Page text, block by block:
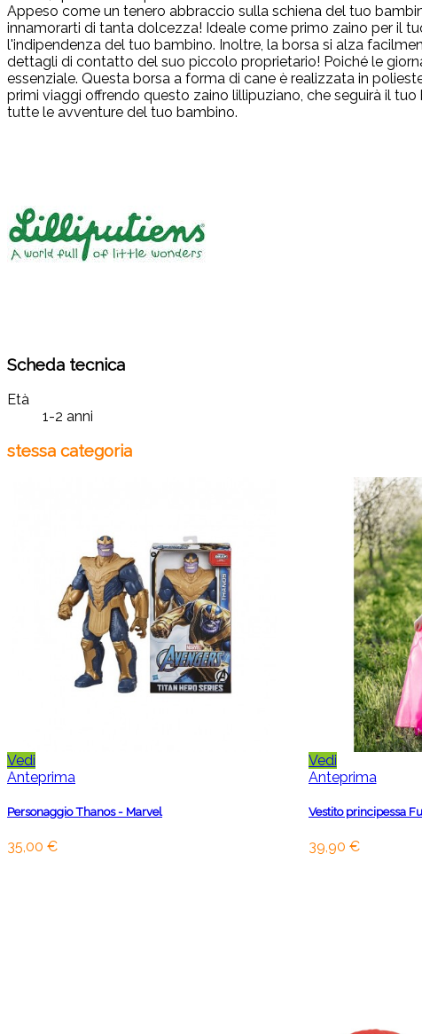
Appeso come un tenero abbraccio sulla schiena del tuo
innamorarti di tanta dolcezza! Ideale come primo zaino per il
l'indipendenza del tuo bambino. Inoltre, la borsa si alza
dettagli di contatto del suo piccolo proprietario! Poiché le
essenziale. Questa borsa a forma di cane è realizzata in
primi viaggi offrendo questo zaino lillipuziano, che seguirà il
tutte le avventure del tuo bambino.
Scheda tecnica
Età
1-2 anni
stessa categoria
Vedi
Anteprima
Personaggio Thanos - Marvel
35,00 €
Vedi
Anteprima
Vestito principessa
39,90 €